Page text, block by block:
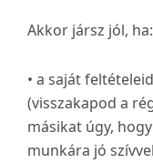
Akkor jársz jól, ha:
• a saját
(visszakapod a
másikat úgy,
munkára jó